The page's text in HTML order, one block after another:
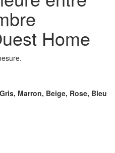
Home
Marron, Beige, Rose, Bleu